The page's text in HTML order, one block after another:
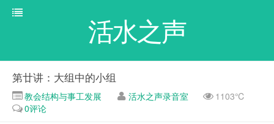
活水之声
第廿讲：大组中的小组
教会结构与事工发展 活水之声录音室
1103℃
0评论